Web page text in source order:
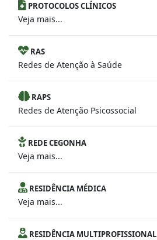
PROTOCOLOS CLÍNICOS
Veja mais...
RAS
Redes de Atenção à Saúde
RAPS
Redes de Atenção Psicossocial
REDE CEGONHA
Veja mais...
RESIDÊNCIA MÉDICA
Veja mais...
RESIDÊNCIA MULTIPROFISSIONAL